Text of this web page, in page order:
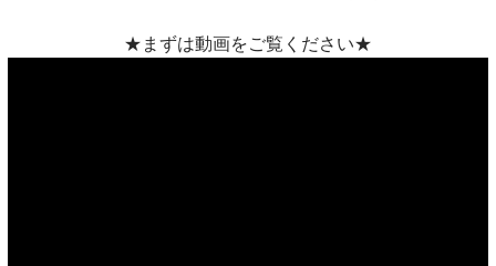
★まずは動画をご覧ください★